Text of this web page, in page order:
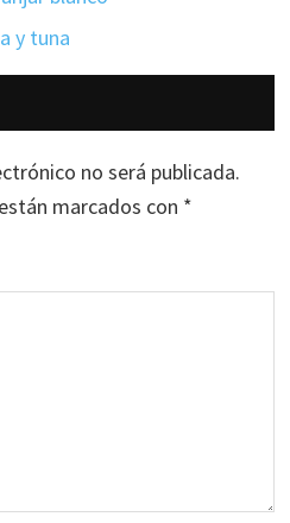
y tuna
no será publicada.
marcados con *